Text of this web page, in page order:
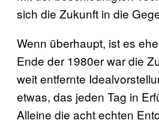
sich die Zukunft in die
Wenn überhaupt, ist es
Ende der 1980er war die
weit entfernte
etwas, das jeden Tag in
Alleine die acht echten